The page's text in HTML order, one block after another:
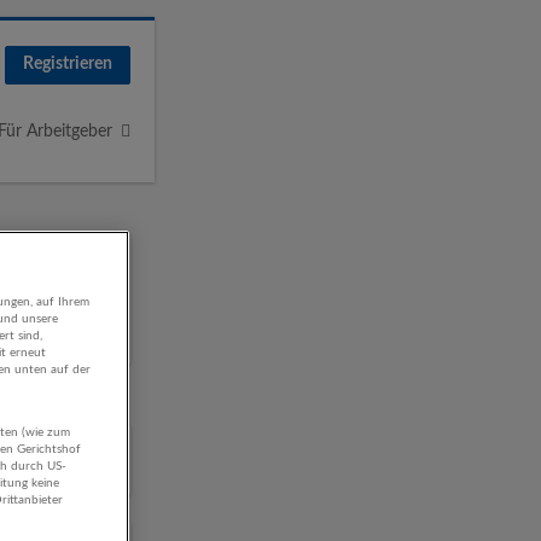
Registrieren
Für Arbeitgeber
auf Ihrem
unsere
sind,
erneut
unten auf der
(wie zum
Gerichtshof
durch US-
keine